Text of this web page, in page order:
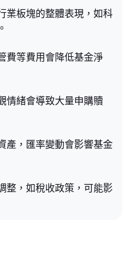
業板塊的整體表現，如科
費等費用會降低基金淨
情緒會導致大量申購贖
產，匯率變動會影響基金
整，如稅收政策，可能影